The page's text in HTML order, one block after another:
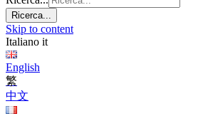
Ricerca...
Skip to content
Italiano it
English
繁
中文